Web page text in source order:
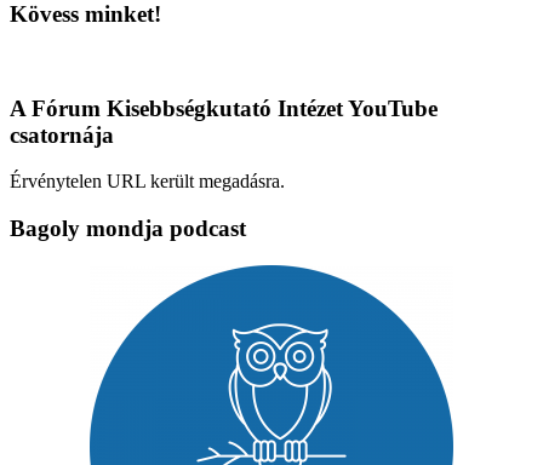
Kövess minket!
A Fórum Kisebbségkutató Intézet YouTube
csatornája
Érvénytelen URL került megadásra.
Bagoly mondja podcast